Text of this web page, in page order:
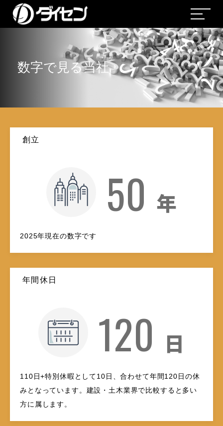
数字で見る当社
創立
50 年
2025年現在の数字です
年間休日
120 日
110日+特別休暇として10日、合わせて年間120日の休
みとなっています。建設・土木業界で比較すると多い
方に属します。